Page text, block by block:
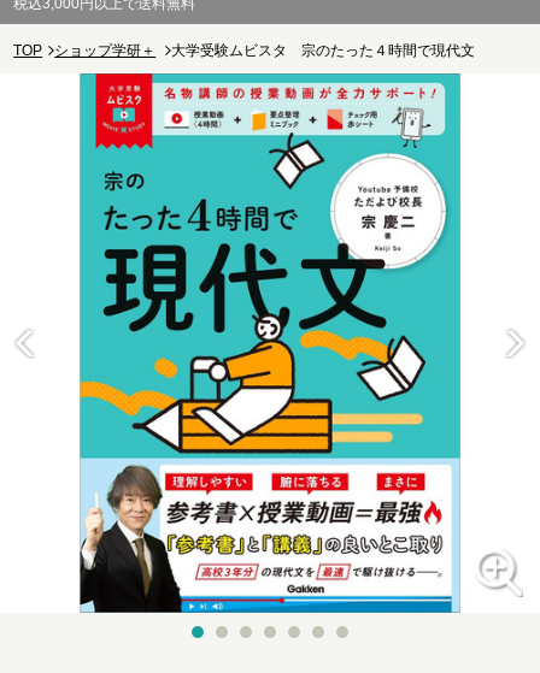
税込3,000円以上で送料無料
TOP ショップ学研＋ 大学受験ムビスタ 宗のたった４時間で現代文